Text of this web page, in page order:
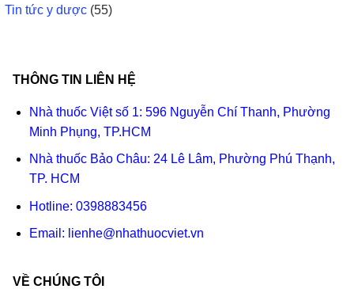
Tin tức y dược (55)
THÔNG TIN LIÊN HỆ
Nhà thuốc Việt số 1: 596 Nguyễn Chí Thanh, Phường
Minh Phụng, TP.HCM
Nhà thuốc Bảo Châu: 24 Lê Lâm, Phường Phú Thạnh,
TP. HCM
Hotline: 0398883456
Email: lienhe@nhathuocviet.vn
VỀ CHÚNG TÔI